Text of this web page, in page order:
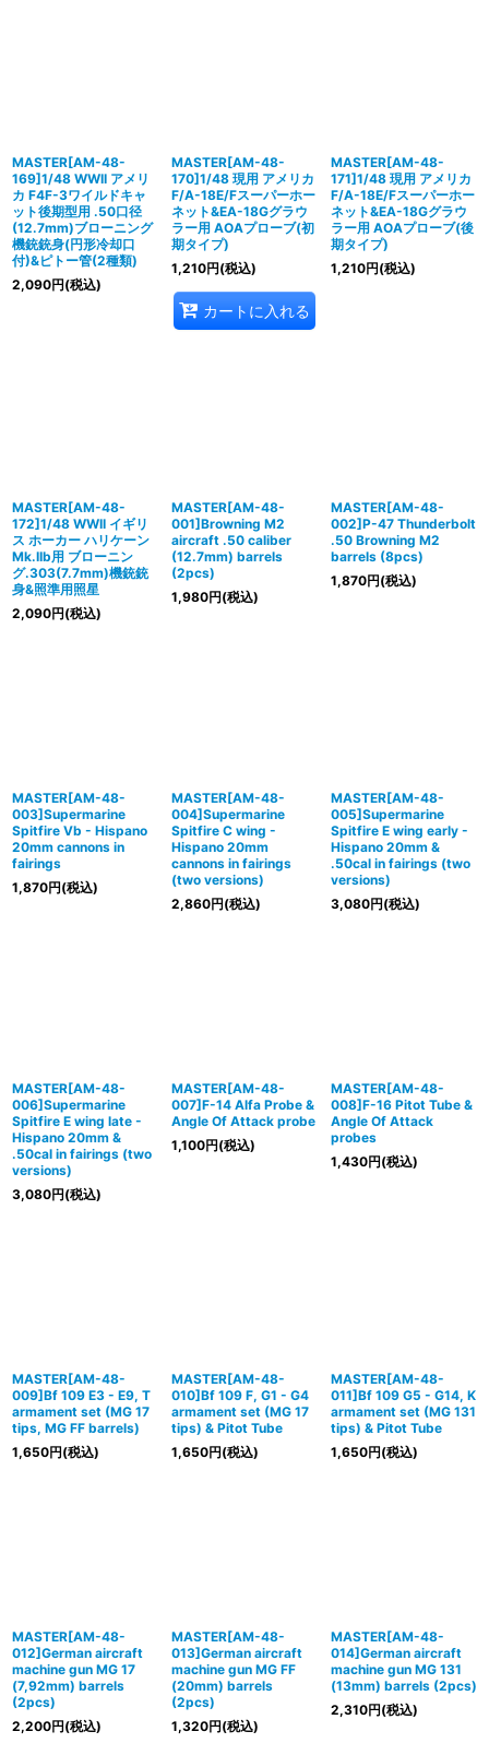
MASTER[AM-48-
169]1/48 WWII アメリ
カ F4F-3ワイルドキャ
ット後期型用 .50口径
(12.7mm)ブローニング
機銃銃身(円形冷却口
付)&ピトー管(2種類)
2,090円(税込)
MASTER[AM-48-
170]1/48 現用 アメリカ
F/A-18E/Fスーパーホー
ネット&EA-18Gグラウ
ラー用 AOAプローブ(初
期タイプ)
1,210円(税込)
カートに入れる
MASTER[AM-48-
171]1/48 現用 アメリカ
F/A-18E/Fスーパーホー
ネット&EA-18Gグラウ
ラー用 AOAプローブ(後
期タイプ)
1,210円(税込)
MASTER[AM-48-
172]1/48 WWII イギリ
ス ホーカー ハリケーン
Mk.IIb用 ブローニン
グ.303(7.7mm)機銃銃
身&照準用照星
2,090円(税込)
MASTER[AM-48-
001]Browning M2
aircraft .50 caliber
(12.7mm) barrels
(2pcs)
1,980円(税込)
MASTER[AM-48-
002]P-47 Thunderbolt
.50 Browning M2
barrels (8pcs)
1,870円(税込)
MASTER[AM-48-
003]Supermarine
Spitfire Vb - Hispano
20mm cannons in
fairings
1,870円(税込)
MASTER[AM-48-
004]Supermarine
Spitfire C wing -
Hispano 20mm
cannons in fairings
(two versions)
2,860円(税込)
MASTER[AM-48-
005]Supermarine
Spitfire E wing early -
Hispano 20mm &
.50cal in fairings (two
versions)
3,080円(税込)
MASTER[AM-48-
006]Supermarine
Spitfire E wing late -
Hispano 20mm &
.50cal in fairings (two
versions)
3,080円(税込)
MASTER[AM-48-
007]F-14 Alfa Probe &
Angle Of Attack probe
1,100円(税込)
MASTER[AM-48-
008]F-16 Pitot Tube &
Angle Of Attack
probes
1,430円(税込)
MASTER[AM-48-
009]Bf 109 E3 - E9, T
armament set (MG 17
tips, MG FF barrels)
1,650円(税込)
MASTER[AM-48-
010]Bf 109 F, G1 - G4
armament set (MG 17
tips) & Pitot Tube
1,650円(税込)
MASTER[AM-48-
011]Bf 109 G5 - G14, K
armament set (MG 131
tips) & Pitot Tube
1,650円(税込)
MASTER[AM-48-
012]German aircraft
machine gun MG 17
(7,92mm) barrels
(2pcs)
2,200円(税込)
MASTER[AM-48-
013]German aircraft
machine gun MG FF
(20mm) barrels
(2pcs)
1,320円(税込)
MASTER[AM-48-
014]German aircraft
machine gun MG 131
(13mm) barrels (2pcs)
2,310円(税込)